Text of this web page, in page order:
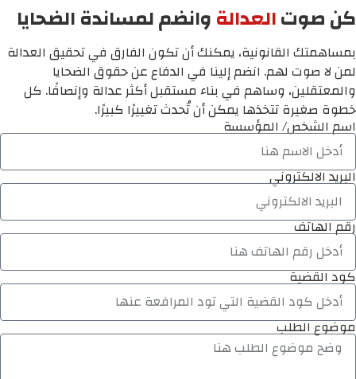
كن صوتالعدالةوانضم لمساندة الضحايا
بمساهمتك القانونية، يمكنك أن تكون الفارق في تحقيق العدالة
لمن لا صوت لهم. انضم إلينا في الدفاع عن حقوق الضحايا
والمعتقلين، وساهم في بناء مستقبل أكثر عدالة وإنصافًا. كل
خطوة صغيرة تتخذها يمكن أن تُحدث تغييرًا كبيرًا.
اسم الشخص/ المؤسسة
البريد الالكتروني
رقم الهاتف
كود القضية
موضوع الطلب